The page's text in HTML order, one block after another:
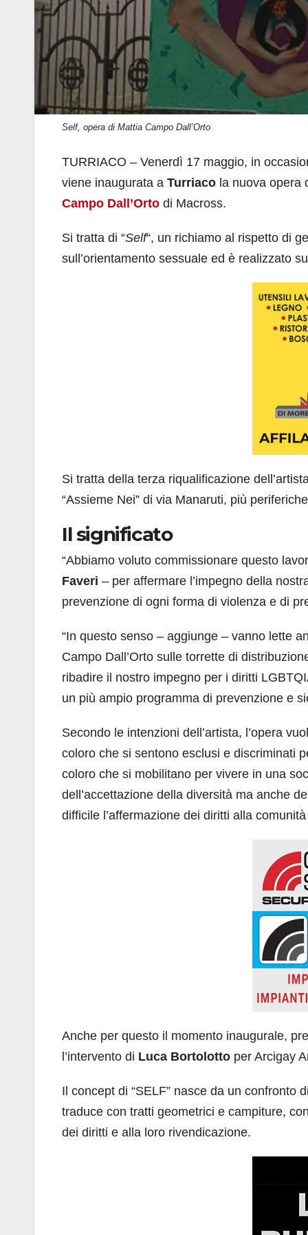
Self, opera di Mattia Campo Dall’Orto
TURRIACO – Venerdì 17 maggio, in
viene inaugurata a Turriaco la nuova opera
Campo Dall’Orto di Macross.
Si tratta di “Self“, un richiamo al rispetto di
sull’orientamento sessuale ed è realizzato
Si tratta della terza riqualificazione
“Assieme Nei” di via Manaruti, più
Il significato
“Abbiamo voluto commissionare questo
Faveri – per affermare l’impegno della
prevenzione di ogni forma di violenza e di
“In questo senso – aggiunge – vanno lette
Campo Dall’Orto sulle torrette di
ribadire il nostro impegno per i diritti
un più ampio programma di prevenzione e
Secondo le intenzioni dell’artista, l’opera
coloro che si sentono esclusi e discriminati
coloro che si mobilitano per vivere in una
dell’accettazione della diversità ma anche
difficile l’affermazione dei diritti alla
Anche per questo il momento inaugurale,
l’intervento di Luca Bortolotto per Arcigay
Il concept di “SELF” nasce da un confronto
traduce con tratti geometrici e campiture,
dei diritti e alla loro rivendicazione.